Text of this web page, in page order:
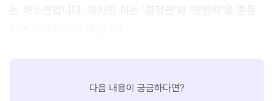
는 하소연입니다. 하지만 이는 '결정권'과 '영향력'을 혼동
다음 내용이 궁금하다면?